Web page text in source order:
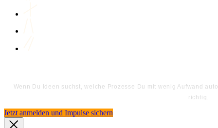
Wenn Du Ideen suchst, welche Prozesse Du mit wenig Aufwand
richtig.
Jetzt anmelden und Impulse sichern